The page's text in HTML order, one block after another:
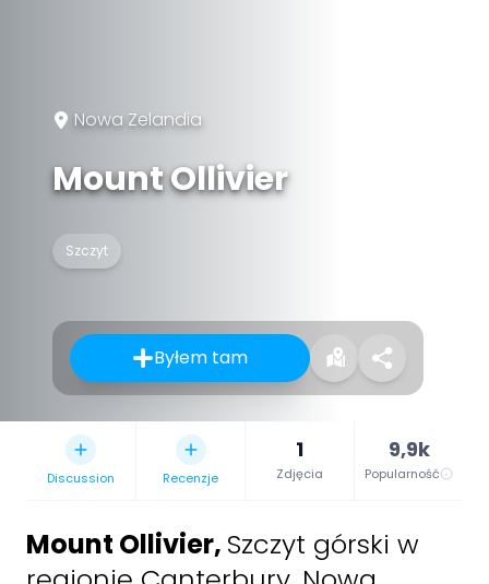
Nowa Zelandia
Mount Ollivier
Szczyt
Byłem tam
Discussion Recenzje
1
Zdjęcia
9,9k
Popularność
Mount Ollivier, Szczyt górski w